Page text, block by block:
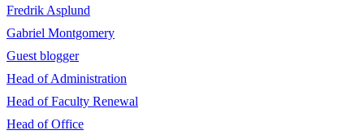
Fredrik Asplund
Gabriel Montgomery
Guest blogger
Head of Administration
Head of Faculty Renewal
Head of Office